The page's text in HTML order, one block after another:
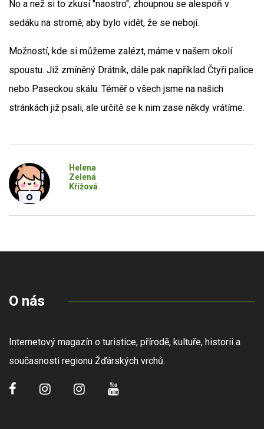
No a než si to zkusí "naostro", zhoupnou se alespoň v
sedáku na stromě, aby bylo vidět, že se nebojí.
Možností, kde si můžeme zalézt, máme v našem okolí
spoustu. Již zmíněný Drátník, dále pak například Čtyři palice
nebo Paseckou skálu. Téměř o všech jsme na našich
stránkách již psali, ale určitě se k nim zase někdy vrátíme.
Helena
Zelená
Křížová
O nás
Internetový magazín o turistice, přírodě, kultuře, historii a
současnosti regionu Žďárských vrchů.